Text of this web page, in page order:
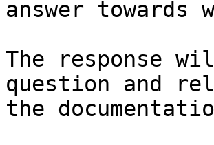
answer
The response
question and
the